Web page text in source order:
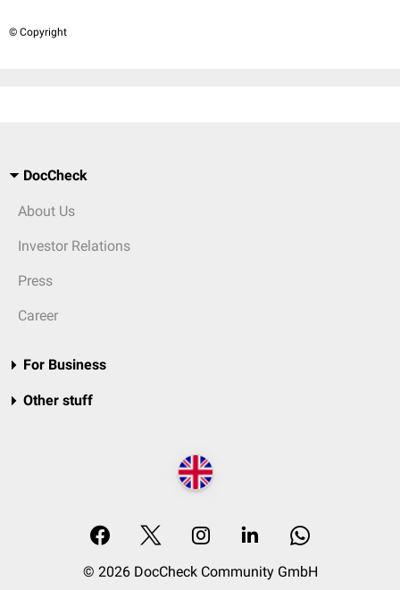
© Copyright
DocCheck
About Us
Investor Relations
Press
Career
For Business
Other stuff
© 2026 DocCheck Community GmbH